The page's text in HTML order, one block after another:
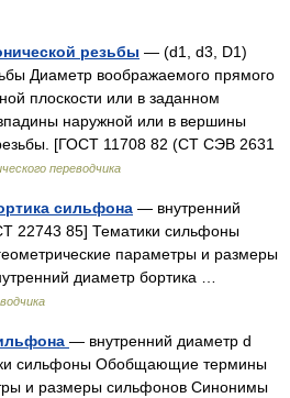
резьбы — (d1, d3, D1)
Диаметр воображаемого прямого
плоскости или в заданном
наружной или в вершины
[ГОСТ 11708 82 (СТ СЭВ 2631
переводчика
сильфона — внутренний
22743 85] Тематики сильфоны
параметры и размеры
диаметр бортика …
— внутренний диаметр d
сильфоны Обобщающие термины
и размеры сильфонов Синонимы